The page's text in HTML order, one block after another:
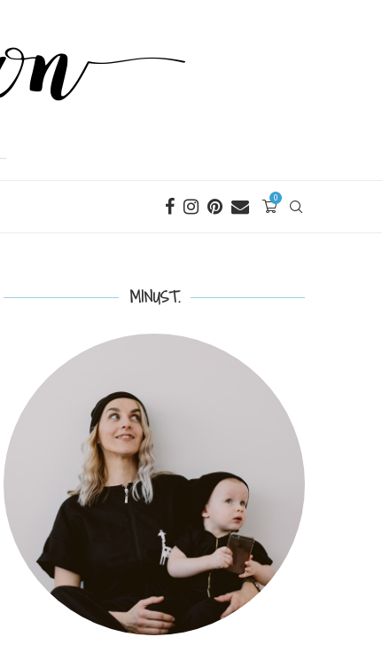
0
MINUST.